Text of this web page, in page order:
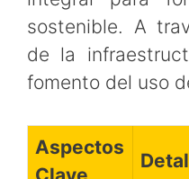
sostenible. A
de la
fomento del uso
Aspectos